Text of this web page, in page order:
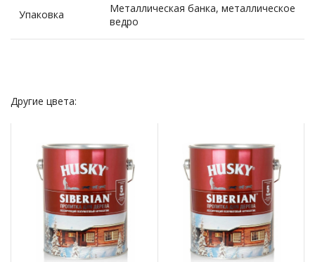
Упаковка
Металлическая банка, металлическое
ведро
Другие цвета: